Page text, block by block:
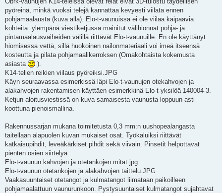
pyöreinä, minkä vuoksi telejä kannattaa kevyesti viilata ennen
pohjamaalausta (kuva alla). Elo-t-vaunuissa ei ole viilaa kaipaavia
kohteita: ylempänä viestiketjussa mainitut välihionnat pohja- ja
pintamaalausvaiheiden välillä riittävät Elo-t-vaunuille. En ole käyttänyt
hiomisessa vettä, sillä huokoinen nailonmateriaali voi imeä itseensä
kosteutta ja pilata pohjamaalikerroksen (Omakohtaista kokemusta
asiasta
).
K14-telien reikien viilaus pyöreiksi.JPG
Käyn seuraavassa esimerkissä läpi Elo-t-vaunujen otekahvojen ja
alakahvojen rakentamisen käyttäen esimerkkinä Elo-t-yksilöä 140004-3.
Ketjun aloitusviestissä on kuva samaisesta vaunusta loppuun asti
koottuna pienoismallina.
Rakennussarjan mukana toimitetusta 0,3 mm:n uushopealangasta
taitellaan alapuolen kuvan mukaiset osat. Työkaluiksi riittävät
katkaisupihdit, leveäkärkiset pihdit sekä viivain. Pinsetit helpottavat
pienten osien siirtelyä.
Elo-t-vaunun kahvojen ja otetankojen mitat.jpg
Elo-t-vaunun otetankojen ja alakahvojen taittelu.JPG
Vaakasuuntaiset otetangot ja kulmatangot liimataan paikoilleen
pohjamaalattuun vaunurunkoon. Pystysuuntaiset kulmatangot sujahtavat